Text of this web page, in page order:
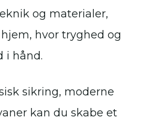
og materialer,
hvor tryghed og
i hånd.
sikring, moderne
kan du skabe et